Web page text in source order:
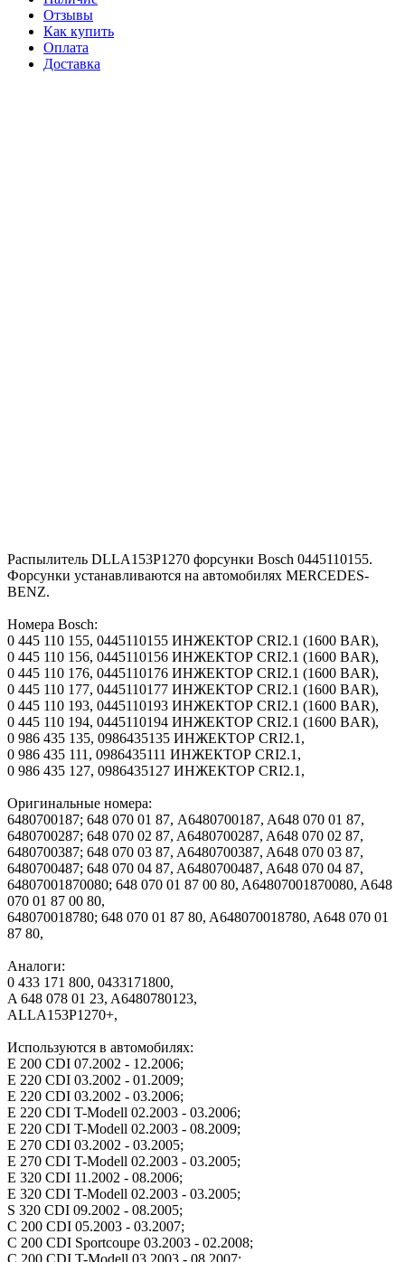
Отзывы
Как купить
Оплата
Доставка
Распылитель DLLA153P1270 форсунки Bosch 0445110155.
Форсунки устанавливаются на автомобилях MERCEDES-
BENZ.
Номера Bosch:
0 445 110 155, 0445110155 ИНЖЕКТОР CRI2.1 (1600 BAR),
0 445 110 156, 0445110156 ИНЖЕКТОР CRI2.1 (1600 BAR),
0 445 110 176, 0445110176 ИНЖЕКТОР CRI2.1 (1600 BAR),
0 445 110 177, 0445110177 ИНЖЕКТОР CRI2.1 (1600 BAR),
0 445 110 193, 0445110193 ИНЖЕКТОР CRI2.1 (1600 BAR),
0 445 110 194, 0445110194 ИНЖЕКТОР CRI2.1 (1600 BAR),
0 986 435 135, 0986435135 ИНЖЕКТОР CRI2.1,
0 986 435 111, 0986435111 ИНЖЕКТОР CRI2.1,
0 986 435 127, 0986435127 ИНЖЕКТОР CRI2.1,
Оригинальные номера:
6480700187; 648 070 01 87, A6480700187, A648 070 01 87,
6480700287; 648 070 02 87, A6480700287, A648 070 02 87,
6480700387; 648 070 03 87, A6480700387, A648 070 03 87,
6480700487; 648 070 04 87, A6480700487, A648 070 04 87,
64807001870080; 648 070 01 87 00 80, A64807001870080, A648
070 01 87 00 80,
648070018780; 648 070 01 87 80, A648070018780, A648 070 01
87 80,
Аналоги:
0 433 171 800, 0433171800,
A 648 078 01 23, A6480780123,
ALLA153P1270+,
Используются в автомобилях:
E 200 CDI 07.2002 - 12.2006;
E 220 CDI 03.2002 - 01.2009;
E 220 CDI 03.2002 - 03.2006;
E 220 CDI T-Modell 02.2003 - 03.2006;
E 220 CDI T-Modell 02.2003 - 08.2009;
E 270 CDI 03.2002 - 03.2005;
E 270 CDI T-Modell 02.2003 - 03.2005;
E 320 CDI 11.2002 - 08.2006;
E 320 CDI T-Modell 02.2003 - 03.2005;
S 320 CDI 09.2002 - 08.2005;
C 200 CDI 05.2003 - 03.2007;
C 200 CDI Sportcoupe 03.2003 - 02.2008;
C 200 CDI T-Modell 03.2003 - 08.2007;